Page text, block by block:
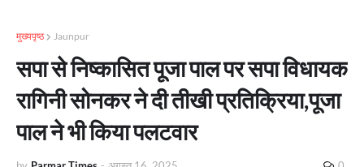
मुख्यपृष्ठ Jaunpur
सपा से निष्कासित पूजा पाल पर सपा विधायक
रागिनी सोनकर ने दी तीखी प्रतिक्रिया,पूजा
पाल ने भी किया पलटवार